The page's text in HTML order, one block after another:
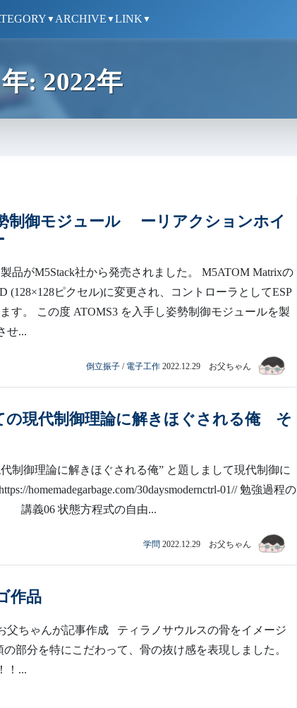
▼ ARCHIVE ▼LINK ▼
年:2022年
制御モジュール ーリアクションホイ
品がM5Stack社から発売されました。 M5ATOM Matrixの
(128×128ピクセル)に変更され、コントローラとしてESP
す。 この度 ATOMS3 を入手し姿勢制御モジュールを製
せ...
倒立振子 / 電子工作 2022.12.29 お父ちゃん
の現代制御理論に解きほぐされる俺 そ
制御理論に解きほぐされる俺” と題しまして現代制御に
homemadegarbage.com/30daysmodernctrl-01// 勉強過程の
講義06 状態方程式の自由...
学問 2022.12.29 お父ちゃん
作品
父ちゃんが記事作成 ティラノサウルスの骨をイメージ
部分を特にこだわって、骨の抜け感を表現しました。
！...